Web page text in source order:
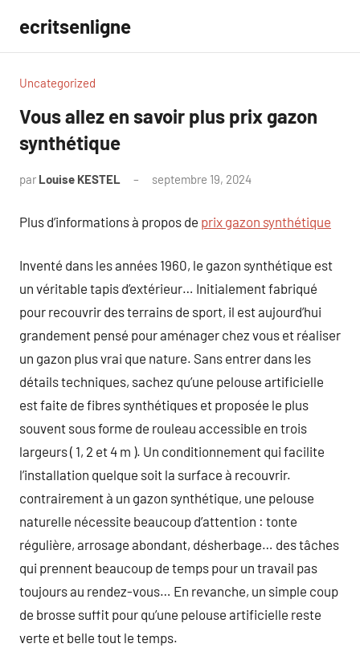
contenu
ecritsenligne
Uncategorized
Vous allez en savoir plus prix gazon
synthétique
par Louise KESTEL septembre 19, 2024
Plus d’informations à propos de prix gazon synthétique
Inventé dans les années 1960, le gazon synthétique est
un véritable tapis d’extérieur… Initialement fabriqué
pour recouvrir des terrains de sport, il est aujourd’hui
grandement pensé pour aménager chez vous et réaliser
un gazon plus vrai que nature. Sans entrer dans les
détails techniques, sachez qu’une pelouse artificielle
est faite de fibres synthétiques et proposée le plus
souvent sous forme de rouleau accessible en trois
largeurs ( 1, 2 et 4 m ). Un conditionnement qui facilite
l’installation quelque soit la surface à recouvrir.
contrairement à un gazon synthétique, une pelouse
naturelle nécessite beaucoup d’attention : tonte
régulière, arrosage abondant, désherbage… des tâches
qui prennent beaucoup de temps pour un travail pas
toujours au rendez-vous… En revanche, un simple coup
de brosse suffit pour qu’une pelouse artificielle reste
verte et belle tout le temps.